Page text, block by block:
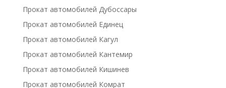
Прокат автомобилей Дубоссары
Прокат автомобилей Единец
Прокат автомобилей Кагул
Прокат автомобилей Кантемир
Прокат автомобилей Кишинев
Прокат автомобилей Комрат